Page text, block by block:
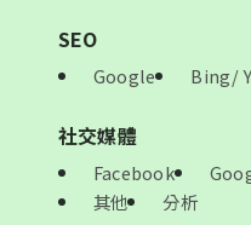
SEO
Google Bing/
社交媒體
Facebook
其他
分析